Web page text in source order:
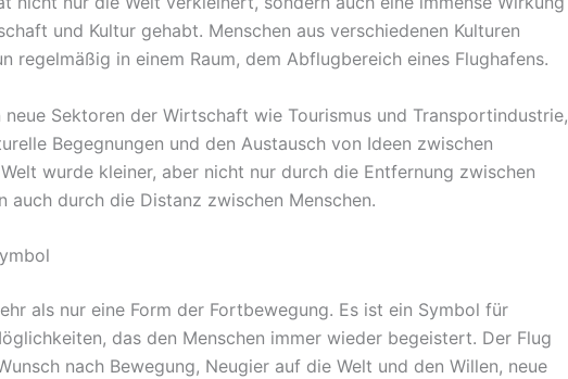
und Kultur gehabt. Menschen aus verschiedenen Kulturen
regelmäßig in einem Raum, dem Abflugbereich eines Flughafens.
neue Sektoren der Wirtschaft wie Tourismus und Transportindustrie,
Begegnungen und den Austausch von Ideen zwischen
wurde kleiner, aber nicht nur durch die Entfernung zwischen
auch durch die Distanz zwischen Menschen.
als nur eine Form der Fortbewegung. Es ist ein Symbol für
das den Menschen immer wieder begeistert. Der Flug
nach Bewegung, Neugier auf die Welt und den Willen, neue